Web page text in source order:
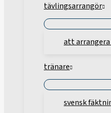
tävlingsarrangör
att
tränare
svensk